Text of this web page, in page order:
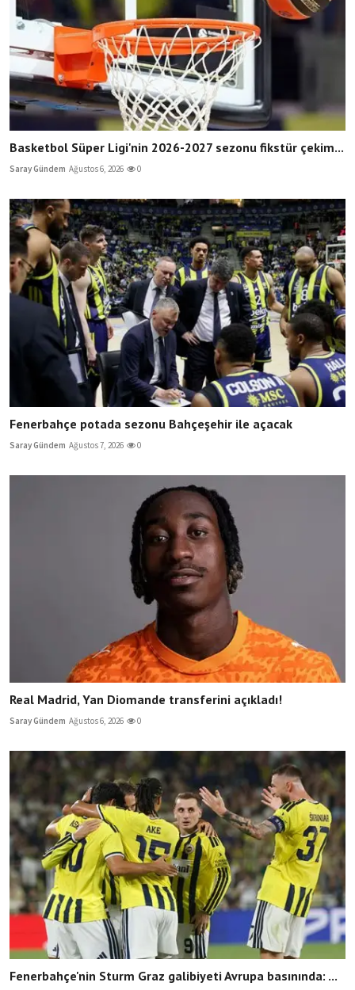
Basketbol Süper Ligi'nin 2026-2027 sezonu fikstür çekim...
Saray Gündem Ağustos 6, 2026 0
Fenerbahçe potada sezonu Bahçeşehir ile açacak
Saray Gündem Ağustos 7, 2026 0
Real Madrid, Yan Diomande transferini açıkladı!
Saray Gündem Ağustos 6, 2026 0
Fenerbahçe'nin Sturm Graz galibiyeti Avrupa basınında: ...